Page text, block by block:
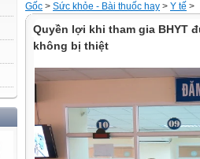
VÀ LÀM THEO TƯ TƯỞNG, ĐẠO ĐỨC, PHONG
Gốc > Sức khỏe - Bài thuốc hay > Y tế >
Quyền lợi khi tham gia BHYT
không bị thiệt